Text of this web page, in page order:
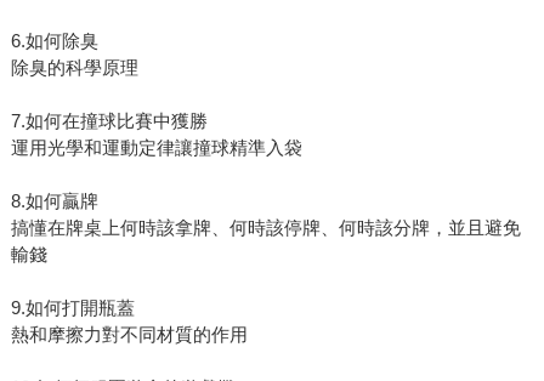
6.如何除臭
除臭的科學原理
7.如何在撞球比賽中獲勝
運用光學和運動定律讓撞球精準入袋
8.如何贏牌
搞懂在牌桌上何時該拿牌、何時該停牌、何時該分牌，並且避免
輸錢
9.如何打開瓶蓋
熱和摩擦力對不同材質的作用